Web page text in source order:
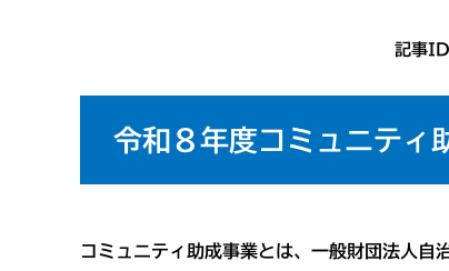
記事
令和８年度コミュニティ
コミュニティ助成事業とは、一般財団法人自